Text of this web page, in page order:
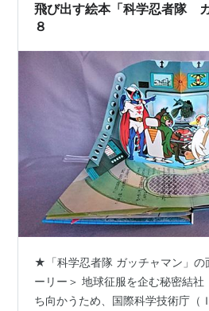
飛び出す絵本「科学忍者隊
８
★「科学忍者隊 ガッチャマン」
ーリー＞ 地球征服を企む秘密結社
ち向かうため、国際科学技術庁（